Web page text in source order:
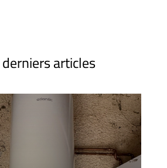
articles